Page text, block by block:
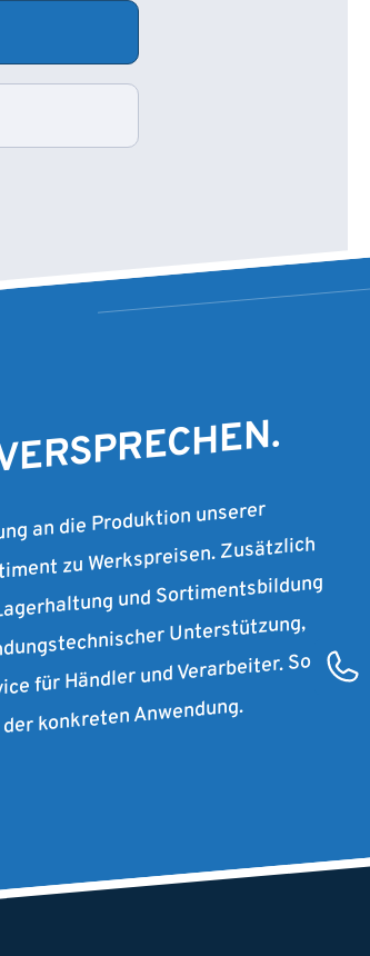
an die Produktion unserer
zu Werkspreisen. Zusätzlich
und Sortimentsbildung
Unterstützung,
für Händler und Verarbeiter. So
konkreten Anwendung.